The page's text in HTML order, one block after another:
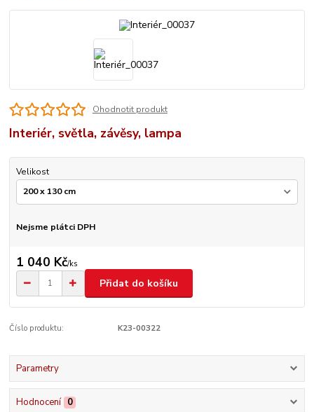
Ohodnotit produkt
Interiér, světla, závěsy, lampa
Velikost
Nejsme plátci DPH
1 040 Kč/ks
Přidat do košíku
Číslo produktu: K23-00322
Parametry
Hodnocení 0